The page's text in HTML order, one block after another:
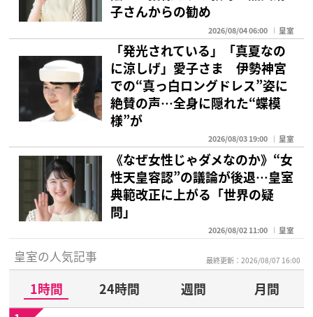
子さんからの勧め
2026/08/04 06:00 皇室
「発光されている」「真夏なの
に涼しげ」愛子さま 伊勢神宮
での“真っ白ロングドレス”姿に
絶賛の声…全身に隠れた“蝶模
様”が
2026/08/03 19:00 皇室
《なぜ女性じゃダメなのか》“女
性天皇容認”の議論が後退…皇室
典範改正に上がる「世界の疑
問」
2026/08/02 11:00 皇室
皇室の人気記事 最終更新：2026/08/07 16:00
1時間 24時間 週間
月間